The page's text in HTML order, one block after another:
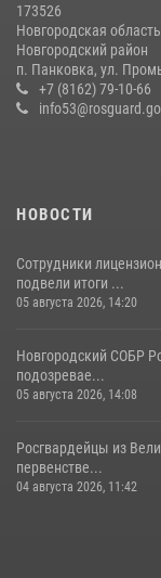
подвел итоги
вневедомственной
22 июля 2026, 12:33
173526
Новгородская
Новгородский район
п. Панковка, ул.
+7 (8162) 79-10-66
НОВОСТИ
Сотрудники
подвели итоги ...
05 августа 2026, 14:20
Новгородский СОБР
подозревае...
05 августа 2026, 14:08
Росгвардейцы из
первенстве...
04 августа 2026, 11:42